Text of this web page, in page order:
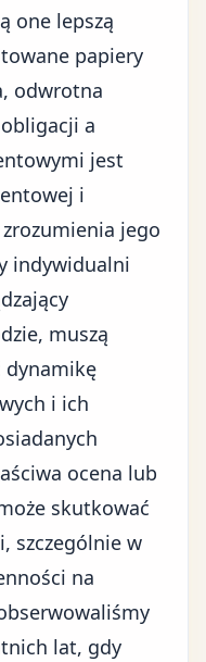
one lepszą
papiery
odwrotna
a
jest
i
jego
indywidualni
muszą
i ich
ocena lub
skutkować
szczególnie w
na
lat, gdy